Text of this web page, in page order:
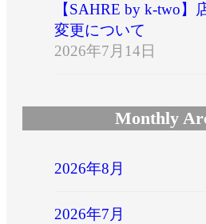
【SAHRE by k-two
変更について
2026年7月14日
Monthly
2026年8月
2026年7月